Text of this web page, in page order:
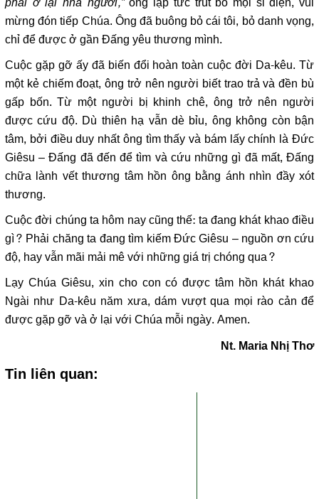
mừng đón tiếp Chúa. Ông đã buông bỏ cái tôi, bỏ danh vọng,
chỉ để được ở gần Đấng yêu thương mình.
Cuộc gặp gỡ ấy đã biến đổi hoàn toàn cuộc đời Da-kêu. Từ
một kẻ chiếm đoạt, ông trở nên người biết trao trả và đền bù
gấp bốn. Từ một người bị khinh chê, ông trở nên người
được cứu độ. Dù thiên hạ vẫn dè bỉu, ông không còn bận
tâm, bởi điều duy nhất ông tìm thấy và bám lấy chính là Đức
Giêsu – Đấng đã đến để tìm và cứu những gì đã mất, Đấng
chữa lành vết thương tâm hồn ông bằng ánh nhìn đầy xót
thương.
Cuộc đời chúng ta hôm nay cũng thế: ta đang khát khao điều
gì? Phải chăng ta đang tìm kiếm Đức Giêsu – nguồn ơn cứu
độ, hay vẫn mãi mải mê với những giá trị chóng qua?
Lạy Chúa Giêsu, xin cho con có được tâm hồn khát khao
Ngài như Da-kêu năm xưa, dám vượt qua mọi rào cản để
được gặp gỡ và ở lại với Chúa mỗi ngày. Amen.
Nt. Maria Nhị Thơ
Tin liên quan: